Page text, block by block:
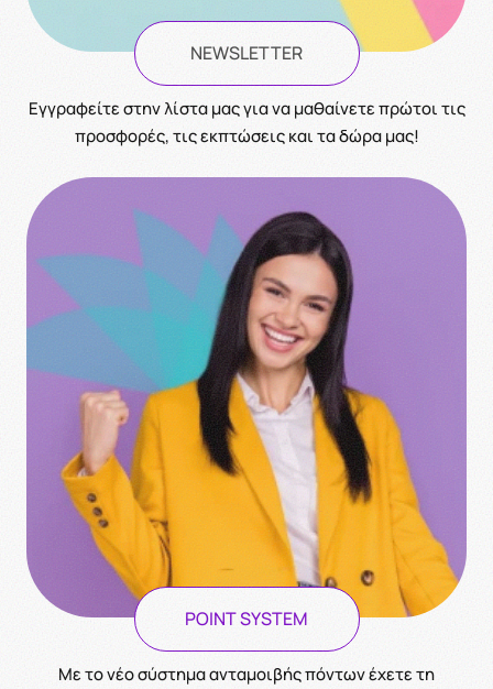
NEWSLETTER
Eγγραφείτε στην λίστα μας για να μαθαίνετε πρώτοι τις
προσφορές, τις εκπτώσεις και τα δώρα μας!
POINT SYSTEM
Με το νέο σύστημα ανταμοιβής πόντων έχετε τη